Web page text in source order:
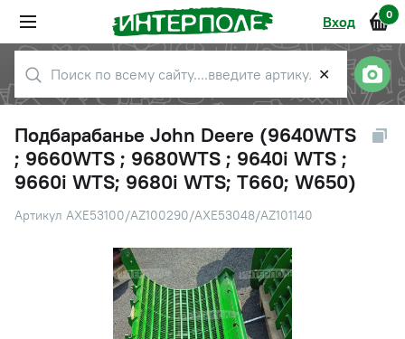
Вход 0
✕
Подбарабанье John Deere (9640WTS
; 9660WTS ; 9680WTS ; 9640i WTS ;
9660i WTS; 9680i WTS; T660; W650)
Артикул AXE53100/AZ100290/AXE53048/AZ101140